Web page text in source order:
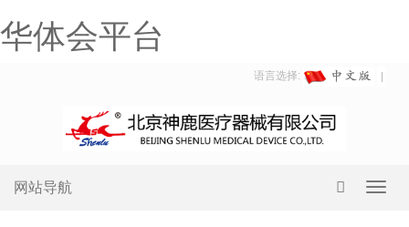
华体会平台
语言选择:
网站导航